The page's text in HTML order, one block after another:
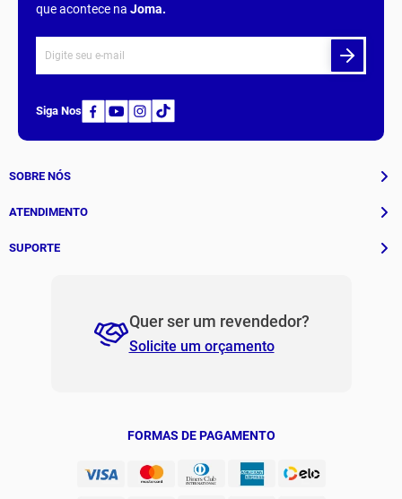
que acontece na Joma.
Siga Nos
SOBRE NÓS
História
Patrocinados
ATENDIMENTO
Whatsapp
contato@jomabr.com.br
SUPORTE
Regulamento Joma Club
Quer ser um revendedor?
Solicite um orçamento
FORMAS DE PAGAMENTO